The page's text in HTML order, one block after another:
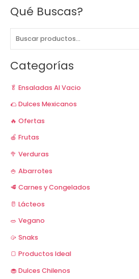
Qué Buscas?
B
c
a
p
Categorías
🥬 Ensaladas Al Vacio
🌮 Dulces Mexicanos
🔥 Ofertas
🍎 Frutas
🥦 Verduras
🍚 Abarrotes
🥩 Carnes y Congelados
🥛 Lácteos
🥗 Vegano
🥠 Snaks
🍞 Productos Ideal
🧁 Dulces Chilenos